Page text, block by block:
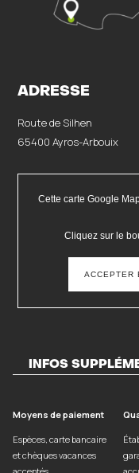
ADRESSE
Route de Silhen
65400 Ayros-Arbouix
Cette carte Google
Cliquez sur le
ACCEPTER
INFOS
Moyens de paiement
Espèces, carte bancaire
et chèques vacances